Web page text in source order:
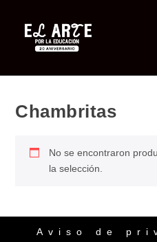
Chambritas
No se encontraron
la selección.
Aviso de